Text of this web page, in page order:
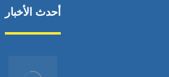
أحدث الأخبار